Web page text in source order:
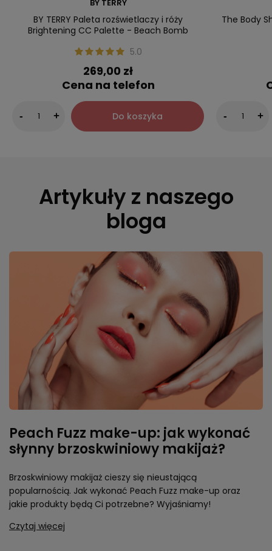
BY TERRY
BY TERRY Paleta rozświetlaczy i róży
Brightening CC Palette - Beach Bomb
5.0
269,00 zł
Cena na telefon
- + Do koszyka
The Body
- +
Artykuły z naszego
bloga
Peach Fuzz make-up: jak wykonać
słynny brzoskwiniowy makijaż?
Brzoskwiniowy makijaż cieszy się nieustającą
popularnością. Jak wykonać Peach Fuzz make-up oraz
jakie produkty będą Ci potrzebne? Wyjaśniamy!
Czytaj więcej